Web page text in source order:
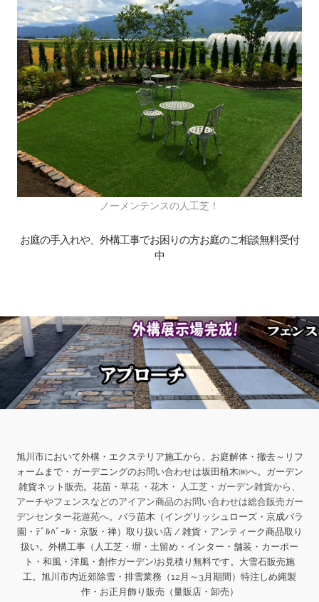
ノーメンテンスの人工芝！
お庭の手入れや、外構工事でお困りの方お庭のご相談無料受付
中
旭川市において外構・エクステリア施工から、お庭解体・撤去～リフ
ォームまで・ガーデニングのお問い合わせは坂田植木㈱へ。ガーデン
雑貨ネット販売。花苗・ 草花 ・花木・ 人工芝・ガーデン雑貨から、
アーチやフェンスなどのアイアン商品のお問い合わせは総合販売ガー
デンセンター花遊苑へ。 バラ苗木（イングリッシュローズ・京成バラ
園・ﾃﾞﾙﾊﾞｰﾙ・京阪・禅）取り扱い店 / 雑貨・アンティーク商品取り
扱い。 外構工事（人工芝・塀・土留め・インター・舗装・カーポー
ト・和風・洋風・創作ガーデン)お見積り無料です。大雪石販売施
工。旭川市内近郊除雪・排雪業務（12月～3月期間）特注しめ縄製
作・お正月飾り販売（量販店・卸売）